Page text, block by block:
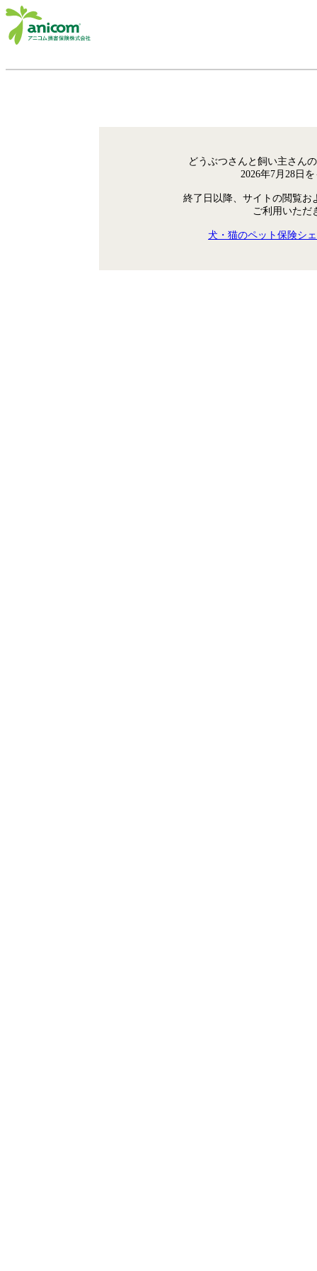
どうぶつさんと飼い主さん
2026年7月28日
終了日以降、サイトの閲覧お
ご利用いただ
犬・猫のペット保険シ